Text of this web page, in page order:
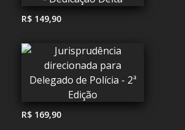
R$ 149,90
R$ 169,90